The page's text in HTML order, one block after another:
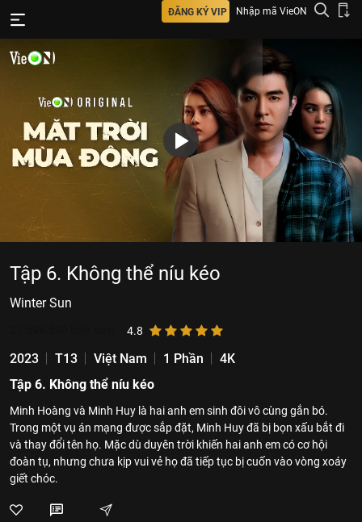
ĐĂNG KÝ VIP Nhập mã VieON
Tập 6. Không thể níu kéo
Winter Sun
4.8
2023 T13 Việt Nam 1 Phần
4K
Tập 6. Không thể níu kéo
Minh Hoàng và Minh Huy là hai anh em sinh đôi vô cùng gắn bó.
Trong một vụ án mạng được sắp đặt, Minh Huy đã bị bọn xấu bắt đi
và thay đổi tên họ. Mặc dù duyên trời khiến hai anh em có cơ hội
đoàn tụ, nhưng chưa kịp vui vẻ họ đã tiếp tục bị cuốn vào vòng xoáy
giết chóc.